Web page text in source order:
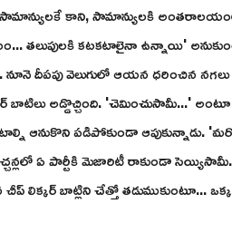
కాని, సామాన్యులకి అంతరాలయంలోకి
తలుపులకి కటకటాలైనా ఉన్నాయి'
దీపపు వెలుగులో ఆయన ధరించిన
అడ్డొచ్చింది. 'చెమించుసామీ...' అంటూ
ఆనుకొని పడిపోకుండా ఆపుకున్నాడు.
ఏ పార్టీకి మెజారిటీ రాకుండా సెయ్యిసామీ.
లిక్కర్ బాట్లిని చేత్తో